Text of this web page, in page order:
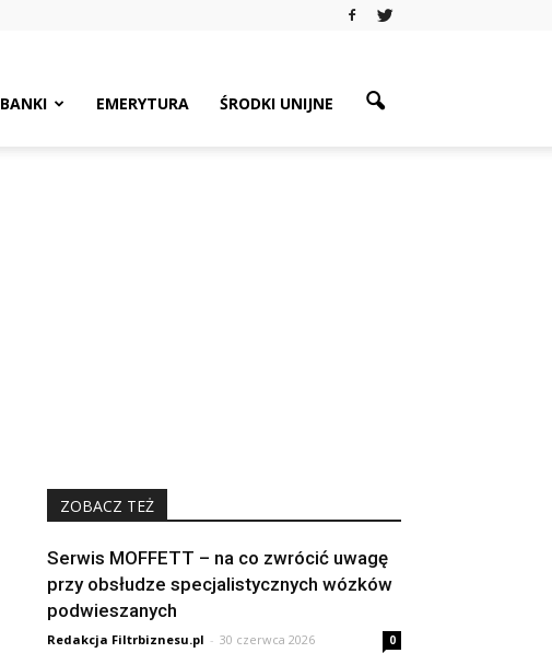
BANKI EMERYTURA ŚRODKI UNIJNE
ZOBACZ TEŻ
Serwis MOFFETT – na co zwrócić uwagę
przy obsłudze specjalistycznych wózków
podwieszanych
Redakcja Filtrbiznesu.pl - 30 czerwca 2026 0